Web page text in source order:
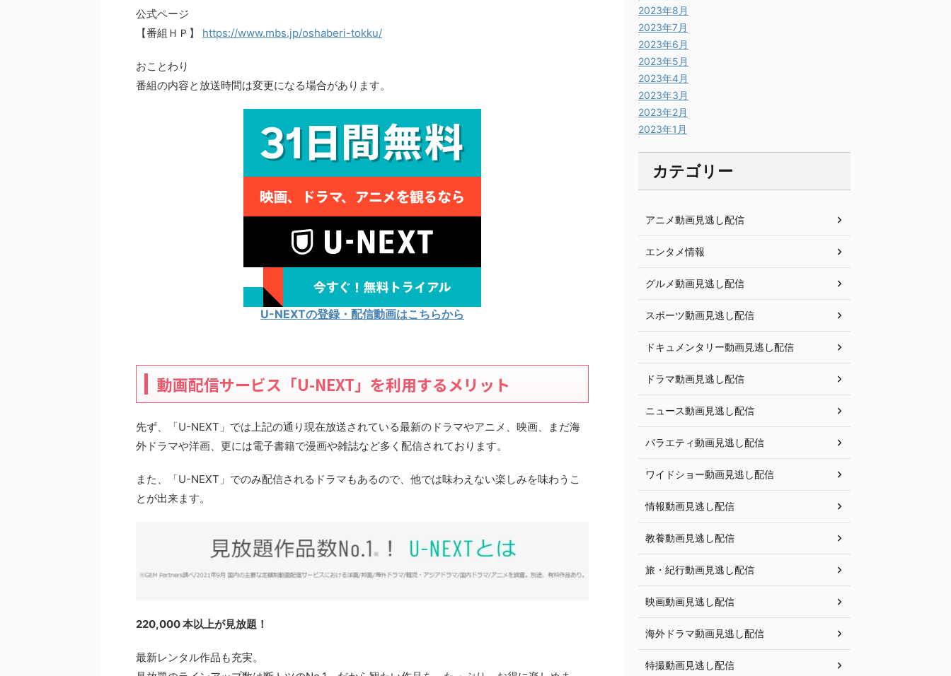
公式ページ
【番組ＨＰ】 https://www.mbs.jp/oshaberi-tokku/
おことわり
番組の内容と放送時間は変更になる場合があります。
U-NEXTの登録・配信動画はこちらから
動画配信サービス「U-NEXT」を利用するメリット
先ず、「U-NEXT」では上記の通り現在放送されている最新のドラマやアニメ、映画、まだ海
外ドラマや洋画、更には電子書籍で漫画や雑誌など多く配信されております。
また、「U-NEXT」でのみ配信されるドラマもあるので、他では味わえない楽しみを味わうこ
とが出来ます。
220,000 本以上が見放題！
最新レンタル作品も充実。
2023年8月
2023年7月
2023年6月
2023年5月
2023年4月
2023年3月
2023年2月
2023年1月
カテゴリー
アニメ動画見逃し配信
エンタメ情報
グルメ動画見逃し配信
スポーツ動画見逃し配信
ドキュメンタリー動画見逃し配信
ドラマ動画見逃し配信
ニュース動画見逃し配信
バラエティ動画見逃し配信
ワイドショー動画見逃し配信
情報動画見逃し配信
教養動画見逃し配信
旅・紀行動画見逃し配信
映画動画見逃し配信
海外ドラマ動画見逃し配信
特撮動画見逃し配信